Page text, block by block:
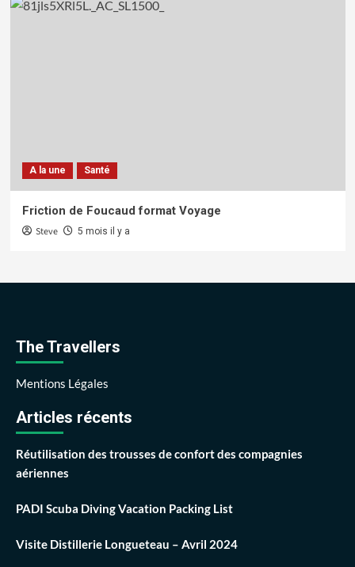
A la une Santé
Friction de Foucaud format Voyage
Steve 5 mois il y a
The Travellers
Mentions Légales
Articles récents
Réutilisation des trousses de confort des compagnies
aériennes
PADI Scuba Diving Vacation Packing List
Visite Distillerie Longueteau – Avril 2024